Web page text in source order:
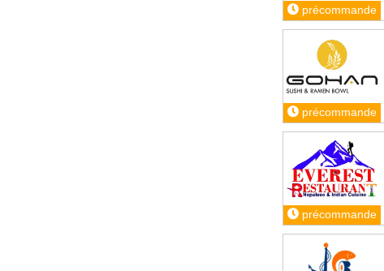
précommande
précommande
précommande